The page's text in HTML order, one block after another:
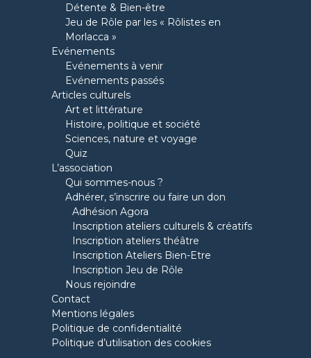
Détente & Bien-être
Jeu de Rôle par les « Rôlistes en
Morlacca »
Evénements
Evénements à venir
Evénements passés
Articles culturels
Art et littérature
Histoire, politique et société
Sciences, nature et voyage
Quiz
L’association
Qui sommes-nous ?
Adhérer, s’inscrire ou faire un don
Adhésion Agora
Inscription ateliers culturels & créatifs
Inscription ateliers théâtre
Inscription Ateliers Bien-Etre
Inscription Jeu de Rôle
Nous rejoindre
Contact
Mentions légales
Politique de confidentialité
Politique d’utilisation des cookies